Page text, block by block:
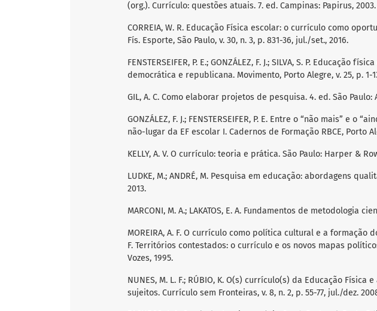
(org.). Currículo: questões atuais. 7. ed. Campinas: Papirus, 2003.
CORREIA, W. R. Educação Física escolar: o currículo como
Fís. Esporte, São Paulo, v. 30, n. 3, p. 831-36, jul./set., 2016.
FENSTERSEIFER, P. E.; GONZÁLEZ, F. J.; SILVA, S. P. Educação
democrática e republicana. Movimento, Porto Alegre, v. 25, p. 1-
GIL, A. C. Como elaborar projetos de pesquisa. 4. ed. São Paulo:
GONZÁLEZ, F. J.; FENSTERSEIFER, P. E. Entre o “não mais” e o
não-lugar da EF escolar I. Cadernos de Formação RBCE, Porto
KELLY, A. V. O currículo: teoria e prática. São Paulo: Harper &
LUDKE, M.; ANDRÉ, M. Pesquisa em educação: abordagens
2013.
MARCONI, M. A.; LAKATOS, E. A. Fundamentos de metodologia
MOREIRA, A. F. O currículo como política cultural e a formação
F. Territórios contestados: o currículo e os novos mapas
Vozes, 1995.
NUNES, M. L. F.; RÚBIO, K. O(s) currículo(s) da Educação
sujeitos. Currículo sem Fronteiras, v. 8, n. 2, p. 55-77, jul./dez.